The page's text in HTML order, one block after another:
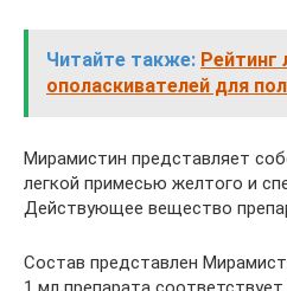
Читайте также: Рейтинг
ополаскивателей для
Мирамистин представляет
легкой примесью желтого и
Действующее вещество
Состав представлен